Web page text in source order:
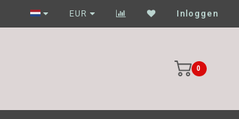
Garagehouders nog scherpere prijzen
EUR Inloggen
0